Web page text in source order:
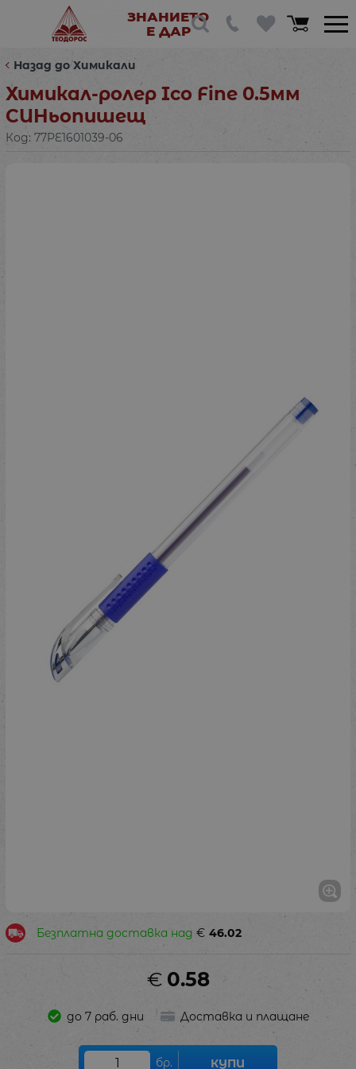
ЗНАНИЕТО
Е ДАР
Назад до Химикали
Химикал-ролер Ico Fine 0.5мм
СИНьопишещ
Код: 77PE1601039-06
Безплатна доставка над 46.02
€
0.58
€
до 7 раб. дни Доставка и плащане
бр. КУПИ